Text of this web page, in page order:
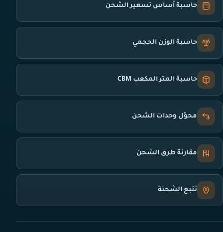
حاسبة أساس تسعير الشحن
حاسبة الوزن الحجمي
حاسبة المتر المكعب CBM
محوّل وحدات الشحن
مقارنة طرق الشحن
تتبع الشحنة